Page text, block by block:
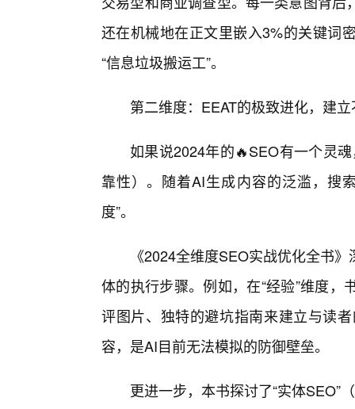
还在机械地在正文里嵌入3%的关键词
“信息垃圾搬运工”。
第二维度：EEAT的极致进化，建立
如果说2024年的🔥SEO有一个灵
靠性）。随着AI生成内容的泛滥，搜
度”。
《2024全维度SEO实战优化全书
体的执行步骤。例如，在“经验”维度
评图片、独特的避坑指南来建立与读
容，是AI目前无法模拟的防御壁垒。
更进一步，本书探讨了“实体SEO”